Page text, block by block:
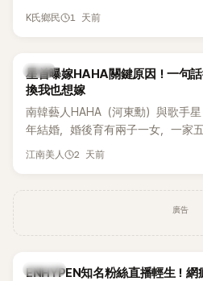
表示，當時選擇瀟灑放手，但如果
K氏鄉民 1 天前
韓星
星首曝嫁HAHA關鍵原因！一句
換我也想嫁
南韓藝人HAHA（河東勳）與歌手
年結婚，婚後育有兩子一女，一家
國演藝圈公認的模範夫妻。近日，
江南美人 2 天前
廣告
K-POP
ENHYPEN知名粉絲直播輕生！